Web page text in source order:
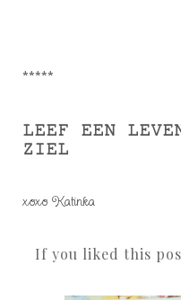
*****
LEEF EEN
ZIEL
xoxo Katinka
If you liked this